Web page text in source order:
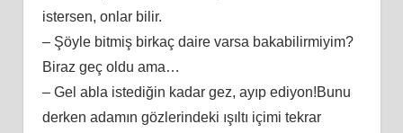
istersen, onlar bilir.
– Şöyle bitmiş birkaç daire varsa bakabilirmiyim?
Biraz geç oldu ama…
– Gel abla istediğin kadar gez, ayıp ediyon!Bunu
derken adamın gözlerindeki ışıltı içimi tekrar